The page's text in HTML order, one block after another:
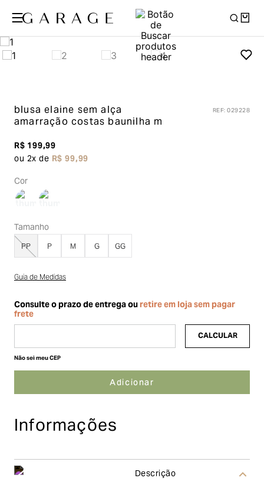
blusa elaine sem alça
amarração costas baunilha m
REF:029228
R$199,99
ou 2x de R$99,99
Cor
Tamanho
PP P M G GG
Guia de Medidas
Não sei meu CEP
Informações
Descrição